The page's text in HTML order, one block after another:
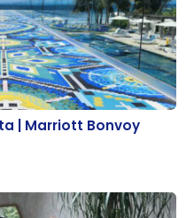
| Marriott Bonvoy
| Marriott Bonvoy